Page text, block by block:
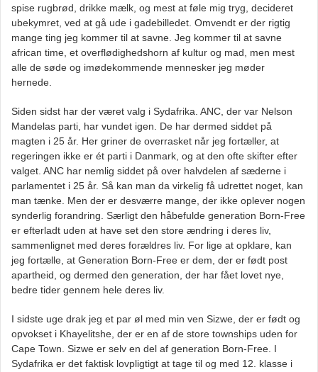
spise rugbrød, drikke mælk, og mest at føle mig tryg, decideret
ubekymret, ved at gå ude i gadebilledet. Omvendt er der rigtig
mange ting jeg kommer til at savne. Jeg kommer til at savne
african time, et overflødighedshorn af kultur og mad, men mest
alle de søde og imødekommende mennesker jeg møder
hernede.
Siden sidst har der været valg i Sydafrika. ANC, der var Nelson
Mandelas parti, har vundet igen. De har dermed siddet på
magten i 25 år. Her griner de overrasket når jeg fortæller, at
regeringen ikke er ét parti i Danmark, og at den ofte skifter efter
valget. ANC har nemlig siddet på over halvdelen af sæderne i
parlamentet i 25 år. Så kan man da virkelig få udrettet noget, kan
man tænke. Men der er desværre mange, der ikke oplever nogen
synderlig forandring. Særligt den håbefulde generation Born-Free
er efterladt uden at have set den store ændring i deres liv,
sammenlignet med deres forældres liv. For lige at opklare, kan
jeg fortælle, at Generation Born-Free er dem, der er født post
apartheid, og dermed den generation, der har fået lovet nye,
bedre tider gennem hele deres liv.
I sidste uge drak jeg et par øl med min ven Sizwe, der er født og
opvokset i Khayelitshe, der er en af de store townships uden for
Cape Town. Sizwe er selv en del af generation Born-Free. I
Sydafrika er det faktisk lovpligtigt at tage til og med 12. klasse i